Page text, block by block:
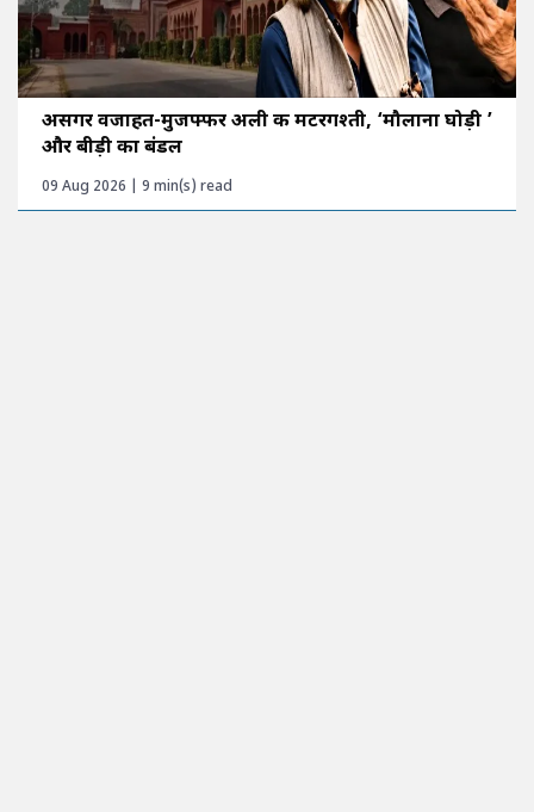
असगर वजाहत-मुजफ्फर अली की मटरगश्ती, ‘मौलाना घोड़ी ’
और बीड़ी का बंडल
09 Aug 2026 | 9 min(s) read